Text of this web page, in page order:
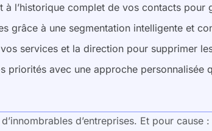
à l’historique complet de vos contacts
grâce à une segmentation intelligente et
services et la direction pour supprimer
priorités avec une approche personnalisée
d’entreprises. Et pour